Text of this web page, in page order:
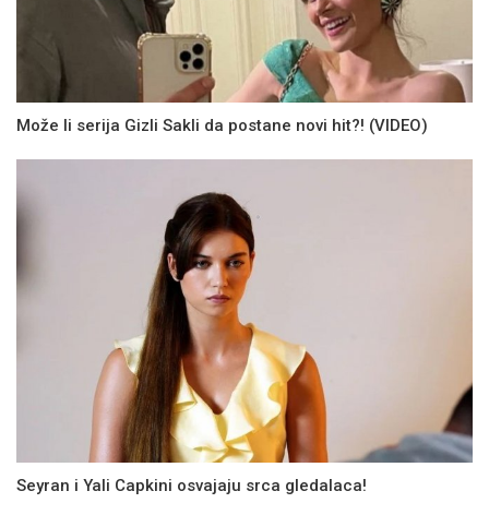
Može li serija Gizli Sakli da postane novi hit?! (VIDEO)
Seyran i Yali Capkini osvajaju srca gledalaca!